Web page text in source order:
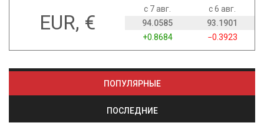
EUR, €
с 7 авг.
с 6 авг.
94.0585
93.1901
+0.8684
−0.3923
ПОПУЛЯРНЫЕ
ПОСЛЕДНИЕ